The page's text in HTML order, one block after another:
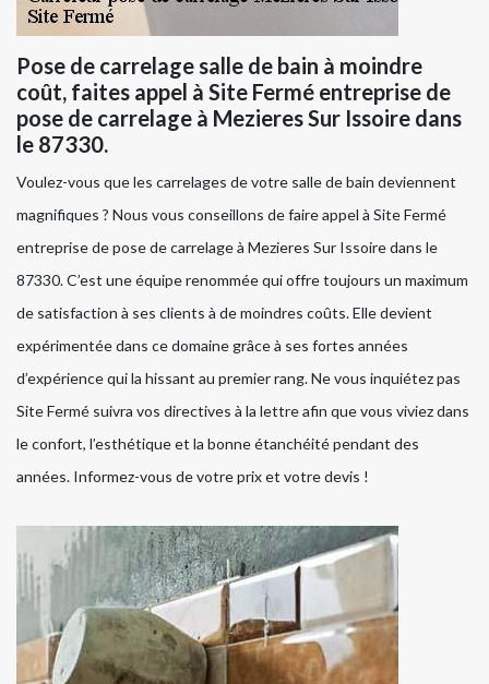
Pose de carrelage salle de bain à moindre
coût, faites appel à Site Fermé entreprise de
pose de carrelage à Mezieres Sur Issoire dans
le 87330.
Voulez-vous que les carrelages de votre salle de bain deviennent
magnifiques ? Nous vous conseillons de faire appel à Site Fermé
entreprise de pose de carrelage à Mezieres Sur Issoire dans le
87330. C’est une équipe renommée qui offre toujours un maximum
de satisfaction à ses clients à de moindres coûts. Elle devient
expérimentée dans ce domaine grâce à ses fortes années
d’expérience qui la hissant au premier rang. Ne vous inquiétez pas
Site Fermé suivra vos directives à la lettre afin que vous viviez dans
le confort, l’esthétique et la bonne étanchéité pendant des
années. Informez-vous de votre prix et votre devis !